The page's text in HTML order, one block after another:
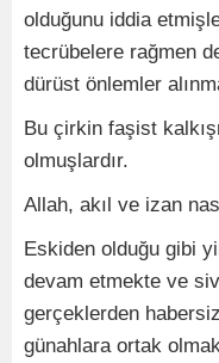
olduğunu iddia
tecrübelere rağmen
dürüst önlemler
Bu çirkin faşist
olmuşlardır.
Allah, akıl ve izan
Eskiden olduğu gibi
devam etmekte ve
gerçeklerden
günahlara ortak